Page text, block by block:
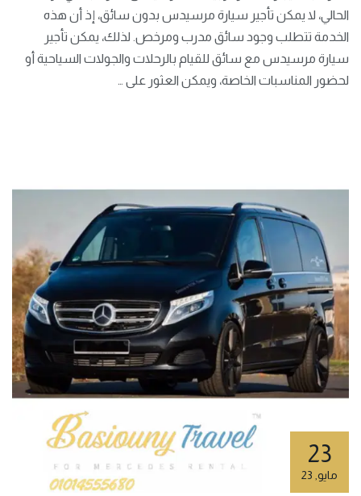
الحالي، لا يمكن تأجير سيارة مرسيدس بدون سائق، إذ أن هذه
الخدمة تتطلب وجود سائق مدرب ومرخص. لذلك، يمكن تأجير
سيارة مرسيدس مع سائق للقيام بالرحلات والجولات السياحية أو
لحضور المناسبات الخاصة، ويمكن العثور على …
23
مايو,